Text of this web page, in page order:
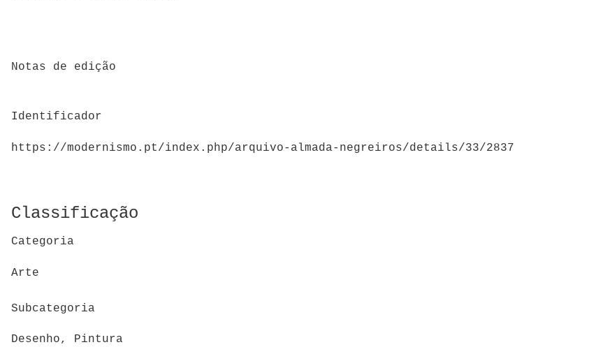
Notas de edição
Identificador
https://modernismo.pt/index.php/arquivo-almada-negreiros/details/33/2837
Classificação
Categoria
Arte
Subcategoria
Desenho, Pintura